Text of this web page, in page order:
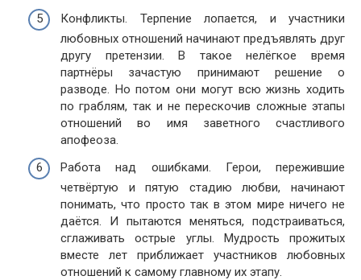
Конфликты. Терпение лопается, и участники
любовных отношений начинают предъявлять друг
другу претензии. В такое нелёгкое время
партнёры зачастую принимают решение о
разводе. Но потом они могут всю жизнь ходить
по граблям, так и не перескочив сложные этапы
отношений во имя заветного счастливого
апофеоза.
Работа над ошибками. Герои, пережившие
четвёртую и пятую стадию любви, начинают
понимать, что просто так в этом мире ничего не
даётся. И пытаются меняться, подстраиваться,
сглаживать острые углы. Мудрость прожитых
вместе лет приближает участников любовных
отношений к самому главному их этапу.